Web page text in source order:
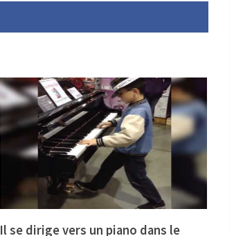
Il se dirige vers un piano dans le